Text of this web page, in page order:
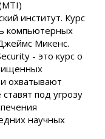
институт. Курс
компьютерных
Микенс.
- это курс о
охватывают
под угрозу
научных